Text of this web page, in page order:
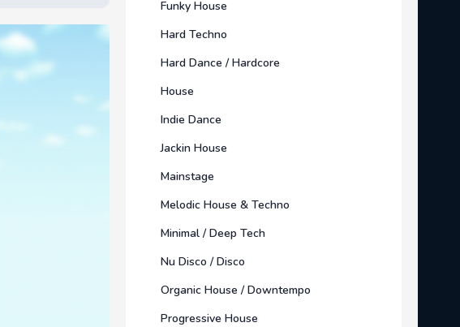
Funky House
Hard Techno
Hard Dance / Hardcore
House
Indie Dance
Jackin House
Mainstage
Melodic House & Techno
Minimal / Deep Tech
Nu Disco / Disco
Organic House / Downtempo
Progressive House